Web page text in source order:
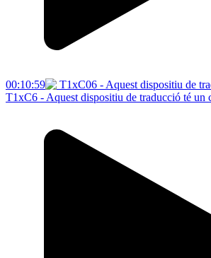
00:10:59
T1xC6 - Aquest dispositiu de traducció té un